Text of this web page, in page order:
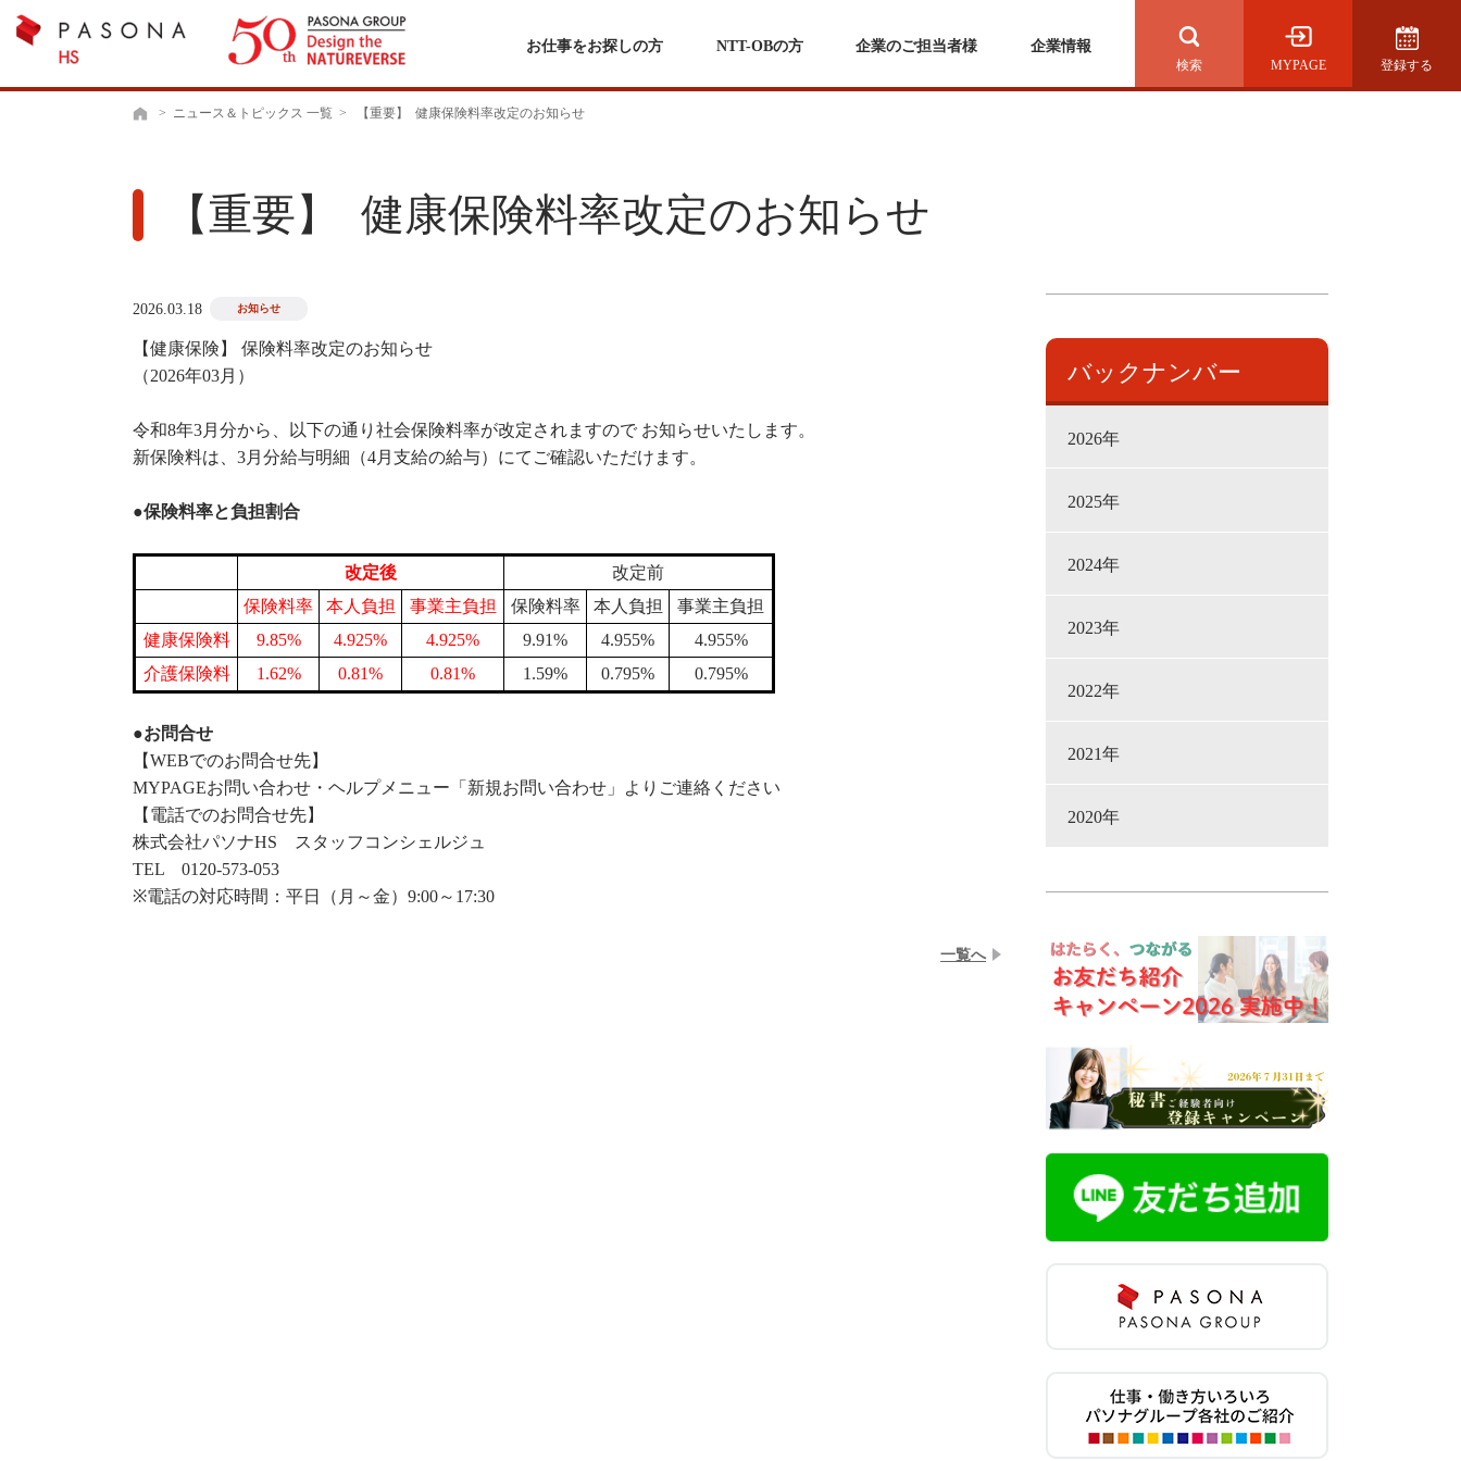
お仕事をお探しの方 NTT-OBの方 企業のご担当者様 企業情報
MYPAGE 登録する
ホーム
> ニュース＆トピックス 一覧 > 【重要】 健康保険料率改定のお知らせ
【重要】 健康保険料率改定のお知らせ
2026.03.18 お知らせ
【健康保険】 保険料率改定のお知らせ
（2026年03月）
令和8年3月分から、以下の通り社会保険料率が改定されますので お知らせいたします。
新保険料は、3月分給与明細（4月支給の給与）にてご確認いただけます。
●保険料率と負担割合
改定後
改定前
保険料率
本人負担 事業主負担 保険料率 本人負担
事業主負担
健康保険料
9.85% 4.925% 4.925% 9.91% 4.955%
4.955%
介護保険料
1.62% 0.81% 0.81% 1.59% 0.795% 0.795%
●お問合せ
【WEBでのお問合せ先】
MYPAGEお問い合わせ・ヘルプメニュー「新規お問い合わせ」よりご連絡ください
【電話でのお問合せ先】
株式会社パソナHS スタッフコンシェルジュ
TEL 0120-573-053
※電話の対応時間：平日（月～金）9:00～17:30
⼀覧へ
バックナンバー
2026年
2025年
2024年
2023年
2022年
2021年
2020年